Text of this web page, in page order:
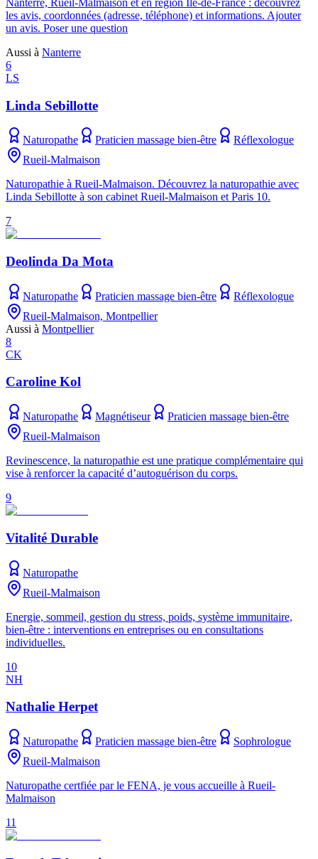
les avis, coordonnées (adresse, téléphone) et informations. Ajouter
un avis. Poser une question
Aussi à Nanterre
6
LS
Linda Sebillotte
Naturopathe Praticien massage bien-être
Réflexologue
Rueil-Malmaison
Naturopathie à Rueil-Malmaison. Découvrez la naturopathie avec
Linda Sebillotte à son cabinet Rueil-Malmaison et Paris 10.
7
Deolinda Da Mota
Naturopathe Praticien massage bien-être
Réflexologue
Rueil-Malmaison, Montpellier
Aussi à Montpellier
8
CK
Caroline Kol
Naturopathe Magnétiseur
Praticien massage bien-être
Rueil-Malmaison
Revinescence, la naturopathie est une pratique complémentaire qui
vise à renforcer la capacité d’autoguérison du corps.
9
Vitalité Durable
Naturopathe
Rueil-Malmaison
Energie, sommeil, gestion du stress, poids, système immunitaire,
bien-être : interventions en entreprises ou en consultations
individuelles.
10
NH
Nathalie Herpet
Naturopathe Praticien massage bien-être
Sophrologue
Rueil-Malmaison
Naturopathe certfiée par le FENA, je vous accueille à Rueil-
Malmaison
11